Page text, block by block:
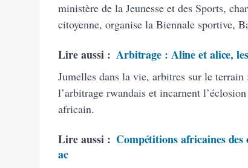
ministère de la Jeunesse et des Sports,
citoyenne, organise la Biennale sportive,
Lire aussi : Arbitrage : Aline et alice,
Jumelles dans la vie, arbitres sur le
l’arbitrage rwandais et incarnent
africain.
Lire aussi : Compétitions africaines
ac